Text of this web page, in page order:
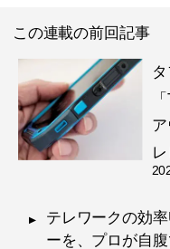
この連載の前回記事
テレワークの効
ーを、プロが自